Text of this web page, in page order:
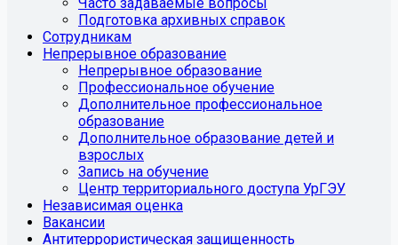
Подготовка архивных справок
Сотрудникам
Непрерывное образование
Непрерывное образование
Профессиональное обучение
Дополнительное профессиональное
образование
Дополнительное образование детей и
взрослых
Запись на обучение
Центр территориального доступа УрГЭУ
Независимая оценка
Вакансии
Антитеррористическая защищенность